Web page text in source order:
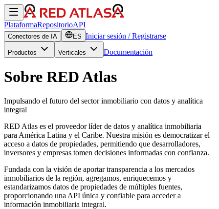
PlataformaRepositorioAPI
Conectores de IA ES Iniciar sesión / Registrarse
Productos Verticales Documentación
Sobre RED Atlas
Impulsando el futuro del sector inmobiliario con datos y analítica
integral
RED Atlas es el proveedor líder de datos y analítica inmobiliaria
para América Latina y el Caribe. Nuestra misión es democratizar el
acceso a datos de propiedades, permitiendo que desarrolladores,
inversores y empresas tomen decisiones informadas con confianza.
Fundada con la visión de aportar transparencia a los mercados
inmobiliarios de la región, agregamos, enriquecemos y
estandarizamos datos de propiedades de múltiples fuentes,
proporcionando una API única y confiable para acceder a
información inmobiliaria integral.